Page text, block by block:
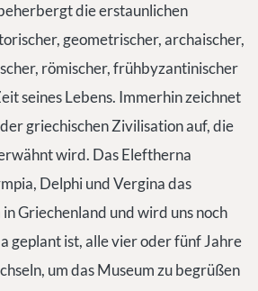
die erstaunlichen
geometrischer, archaischer,
römischer, frühbyzantinischer
seines Lebens. Immerhin zeichnet
griechischen Zivilisation auf, die
wird. Das Eleftherna
Delphi und Vergina das
Griechenland und wird uns noch
geplant ist, alle vier oder fünf Jahre
um das Museum zu begrüßen